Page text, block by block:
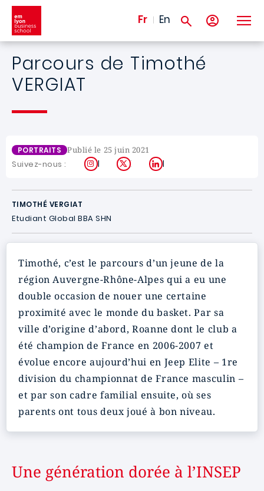
Aller au contenu principal
Fr En
Parcours de Timothé
VERGIAT
PORTRAITS Publié le 25 juin 2021
Suivez-nous : Instagram
X LinkedIn
TIMOTHÉ VERGIAT
Etudiant Global BBA SHN
Timothé, c’est le parcours d’un jeune de la
région Auvergne-Rhône-Alpes qui a eu une
double occasion de nouer une certaine
proximité avec le monde du basket. Par sa
ville d’origine d’abord, Roanne dont le club a
été champion de France en 2006-2007 et
évolue encore aujourd’hui en Jeep Elite – 1re
division du championnat de France masculin –
et par son cadre familial ensuite, où ses
parents ont tous deux joué à bon niveau.
Une génération dorée à l’INSEP